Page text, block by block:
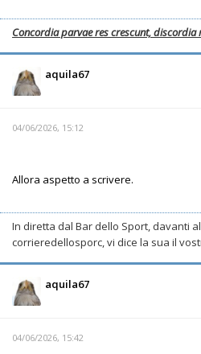
Concordia parvae res crescunt,
aquila67
04/06/2026, 15:12
Allora aspetto a scrivere.
In diretta dal Bar dello Sport, davanti
corrieredellosporc, vi dice la sua il
aquila67
04/06/2026, 15:42